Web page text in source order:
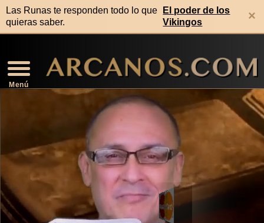
Las Runas te responden todo lo que
quieras saber.
El poder de los
Vikingos
×
Menú Horóscopo de Hoy
Horóscopo de Mañana
Horóscopo de la Salud
Video Horóscopo Semanal
Predicciones 2026
Signos Zodiacales
Signos Compatibles
Numerología Predictiva
Lectura Tarot
Lectura Runas
Lectura Geomancia
Rituales
Noticias de Los Arcanos